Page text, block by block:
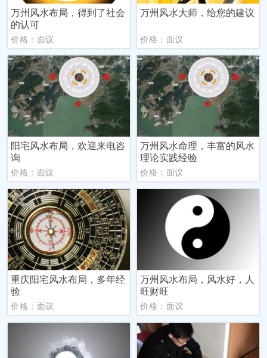
万州风水布局，得到了社会
的认可
价格：面议
万州风水大师，给您的建议
价格：面议
阳宅风水布局，欢迎来电咨
询
价格：面议
万州风水命理，丰富的风水
理论实践经验
价格：面议
重庆阳宅风水布局，多年经
验
价格：面议
万州风水布局，风水好，人
旺财旺
价格：面议